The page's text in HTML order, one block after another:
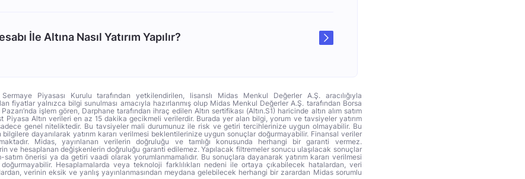
İle Altına Nasıl Yatırım Yapılır?
Piyasası Kurulu tarafından yetkilendirilen, lisanslı Midas Menkul Değerler A.Ş. aracılığıyla
fiyatlar yalnızca bilgi sunulması amacıyla hazırlanmış olup Midas Menkul Değerler A.Ş. tarafından Borsa
işlem gören, Darphane tarafından ihraç edilen Altın sertifikası (Altın.S1) haricinde altın alım satım
Piyasa Altın verileri en az 15 dakika gecikmeli verilerdir. Burada yer alan bilgi, yorum ve tavsiyeler yatırım
sadece genel niteliktedir. Bu tavsiyeler mali durumunuz ile risk ve getiri tercihlerinize uygun olmayabilir. Bu
dayanılarak yatırım kararı verilmesi beklentilerinize uygun sonuçlar doğurmayabilir. Finansal veriler
Midas, yayınlanan verilerin doğruluğu ve tamlığı konusunda herhangi bir garanti vermez.
ve hesaplanan değişkenlerin doğruluğu garanti edilemez. Yapılacak filtremeler sonucu ulaşılacak sonuçlar
satım önerisi ya da getiri vaadi olarak yorumlanmamalıdır. Bu sonuçlara dayanarak yatırım kararı verilmesi
Hesaplamalarda veya teknoloji farklılıkları nedeni ile ortaya çıkabilecek hatalardan, veri
verinin eksik ve yanlış yayınlanmasından meydana gelebilecek herhangi bir zarardan Midas sorumlu